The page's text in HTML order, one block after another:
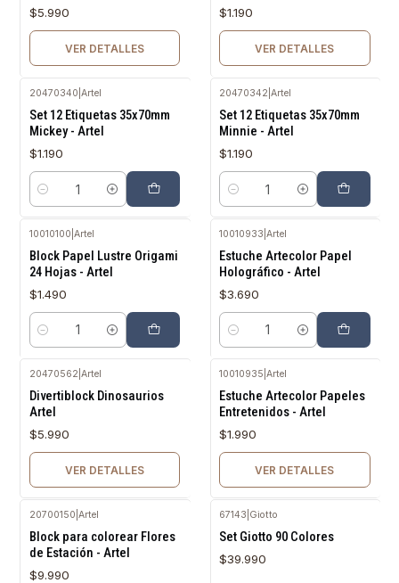
$5.990
VER DETALLES
$1.190
VER DETALLES
20470340 Artel
Set 12 Etiquetas 35x70mm
Mickey - Artel
$1.190
Cantidad
20470342 Artel
Set 12 Etiquetas 35x70mm
Minnie - Artel
$1.190
Cantidad
10010100 Artel
Block Papel Lustre Origami
24 Hojas - Artel
$1.490
Cantidad
10010933 Artel
Estuche Artecolor Papel
Holográfico - Artel
$3.690
Cantidad
20470562 Artel
Divertiblock Dinosaurios
Artel
$5.990
VER DETALLES
10010935 Artel
Estuche Artecolor Papeles
Entretenidos - Artel
$1.990
VER DETALLES
20700150 Artel
Block para colorear Flores
de Estación - Artel
$9.990
67143 Giotto
Set Giotto 90 Colores
$39.990